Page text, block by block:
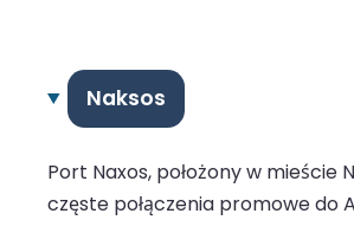
Naksos
Port Naxos, położony w
częste połączenia promowe do